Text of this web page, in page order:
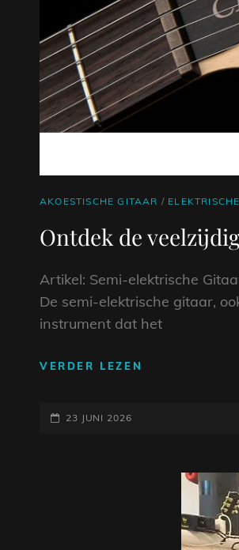
CAT
AKOESTISCHE GITAAR /
Ontdek de
Artikel: Semi-elektrische
De semi-elektrische gitaar,
instrument dat het
VERDER LEZEN
GITAAR
GEPLAATST
23 JUNI 2026